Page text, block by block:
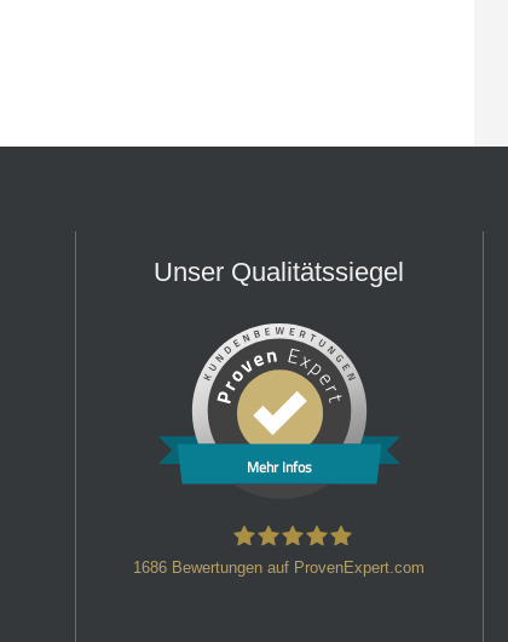
Unser Qualitätssiegel
Mehr Infos
1686 Bewertungen auf ProvenExpert.com